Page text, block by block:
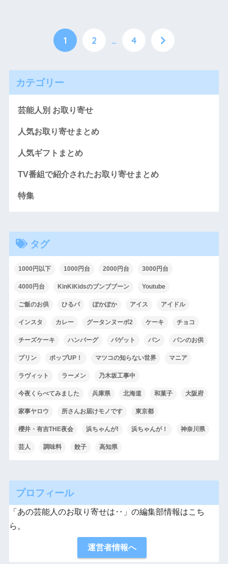
1 2 … 4
カテゴリー
芸能人別 お取り寄せ
人気お取り寄せまとめ
人気ギフトまとめ
TV番組で紹介されたお取り寄せまとめ
特集
タグ
1000円以下 1000円台 2000円台 3000円台
4000円台 KinKiKidsのブンブブーン Youtube
ご飯のお供 ひるパ ぽかぽか アイス アイドル
インスタ カレー グータンヌーボ2 ケーキ チョコ
チーズケーキ ハンバーグ バゲット パン パンのお供
プリン ポップUP！ マツコの知らない世界 マニア
ラヴィット ラーメン 乃木坂工事中
今夜くらべてみました 兵庫県 北海道 和菓子 大阪府
家事ヤロウ 所さんお届けモノです 東京都
櫻井・有吉THE夜会 浜ちゃんが! 浜ちゃんが！ 神奈川県
芸人 調味料 餃子 高知県
プロフィール
「あの芸能人のお取り寄せは‥」の編集部情報はこち
ら。
運営者情報へ